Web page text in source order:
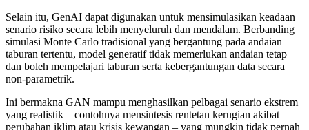
Selain itu, GenAI dapat digunakan untuk mensimulasikan keadaan
senario risiko secara lebih menyeluruh dan mendalam. Berbanding
simulasi Monte Carlo tradisional yang bergantung pada andaian
taburan tertentu, model generatif tidak memerlukan andaian tetap
dan boleh mempelajari taburan serta kebergantungan data secara
non-parametrik​.
Ini bermakna GAN mampu menghasilkan pelbagai senario ekstrem
yang realistik – contohnya mensintesis rentetan kerugian akibat
perubahan iklim atau krisis kewangan – yang mungkin tidak pernah